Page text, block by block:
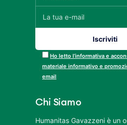
Ho letto l’informativa e
materiale informativo e
email
Chi Siamo
Humanitas Gavazzeni è un